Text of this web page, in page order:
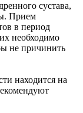
сустава,
Прием
в период
необходимо
не причинить
находится на